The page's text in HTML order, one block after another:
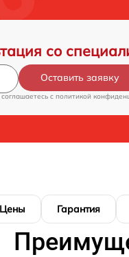
со
Оставить заявку
c политикой
Цены Гарантия